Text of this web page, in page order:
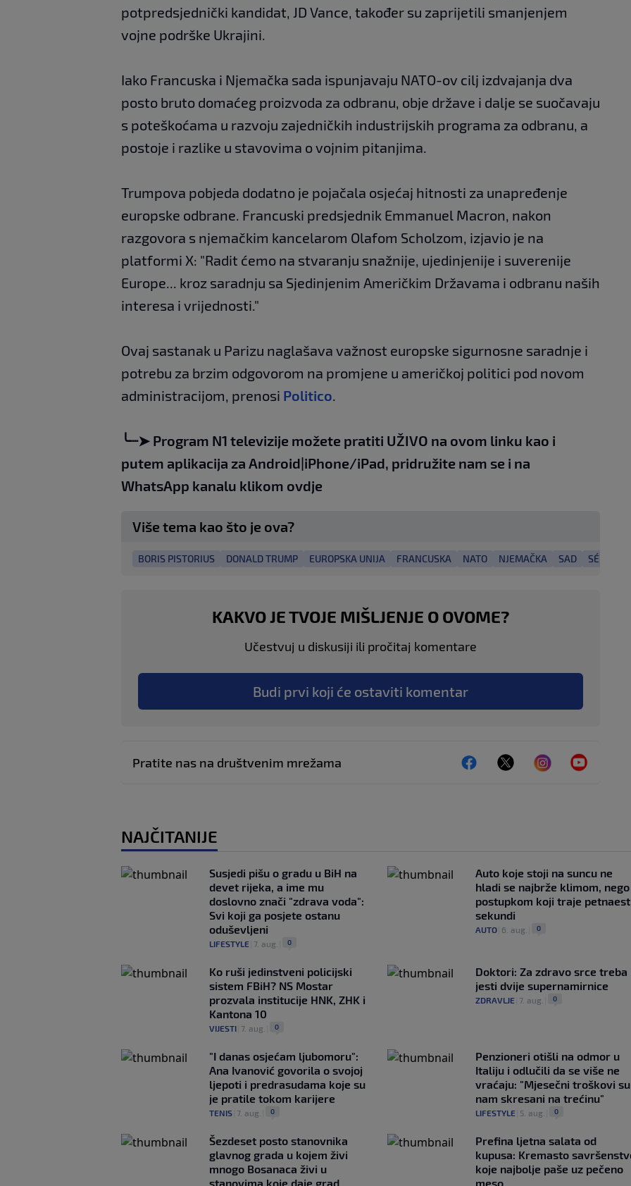
potpredsjednički kandidat, JD Vance, također su zaprijetili smanjenjem
vojne podrške Ukrajini.
Iako Francuska i Njemačka sada ispunjavaju NATO-ov cilj izdvajanja dva
posto bruto domaćeg proizvoda za odbranu, obje države i dalje se suočavaju
s poteškoćama u razvoju zajedničkih industrijskih programa za odbranu, a
postoje i razlike u stavovima o vojnim pitanjima.
Trumpova pobjeda dodatno je pojačala osjećaj hitnosti za unapređenje
europske odbrane. Francuski predsjednik Emmanuel Macron, nakon
razgovora s njemačkim kancelarom Olafom Scholzom, izjavio je na
platformi X: "Radit ćemo na stvaranju snažnije, ujedinjenije i suverenije
Europe... kroz saradnju sa Sjedinjenim Američkim Državama i odbranu naših
interesa i vrijednosti."
Ovaj sastanak u Parizu naglašava važnost europske sigurnosne saradnje i
potrebu za brzim odgovorom na promjene u američkoj politici pod novom
administracijom, prenosi Politico
╰┈➤ Program N1 televizije možete pratiti UŽIVO na ovom linku kao i
putem aplikacija za Android|iPhone/iPad, pridružite nam se i na
WhatsApp kanalu klikom ovdje
Više tema kao što je ova?
BORIS PISTORIUS DONALD TRUMP EUROPSKA UNIJA FRANCUSKA NATO NJEMAČKA SAD
KAKVO JE TVOJE MIŠLJENJE O OVOME?
Učestvuj u diskusiji ili pročitaj komentare
Budi prvi koji će ostaviti komentar
Pratite nas na društvenim mrežama
NAJČITANIJE
Susjedi pišu o gradu u BiH na
devet rijeka, a ime mu
doslovno znači "zdrava voda":
Svi koji ga posjete ostanu
oduševljeni
LIFESTYLE 7. aug. 0
Auto koje stoji na suncu ne
hladi se najbrže klimom, nego
postupkom koji traje petnaest
sekundi
AUTO| 6. aug. 0
Ko ruši jedinstveni policijski
sistem FBiH? NS Mostar
prozvala institucije HNK, ZHK i
Kantona 10
VIJESTI 7. aug. 0
Doktori: Za zdravo srce treba
jesti dvije supernamirnice
ZDRAVLJE| 7. aug. 0
"I danas osjećam ljubomoru":
Ana Ivanović govorila o svojoj
ljepoti i predrasudama koje su
je pratile tokom karijere
TENIS 7. aug. 0
Penzioneri otišli na odmor u
Italiju i odlučili da se više ne
vraćaju: "Mjesečni troškovi su
nam skresani na trećinu"
LIFESTYLE| 5. aug. 0
Šezdeset posto stanovnika
glavnog grada u kojem živi
mnogo Bosanaca živi u
stanovima koje daje grad
Prefina ljetna salata od
kupusa: Kremasto
koje najbolje paše uz pečeno
meso